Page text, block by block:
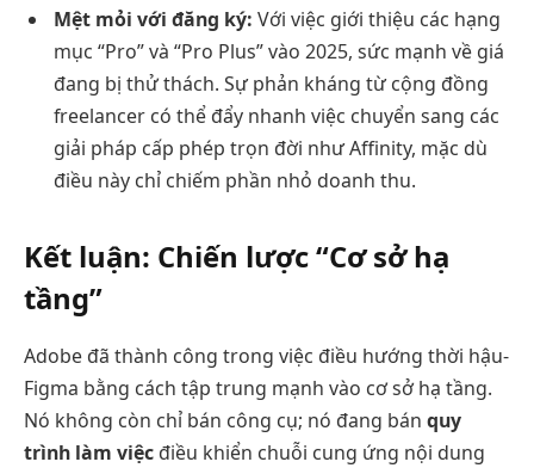
Mệt mỏi với đăng ký: Với việc giới thiệu các hạng
mục “Pro” và “Pro Plus” vào 2025, sức mạnh về giá
đang bị thử thách. Sự phản kháng từ cộng đồng
freelancer có thể đẩy nhanh việc chuyển sang các
giải pháp cấp phép trọn đời như Affinity, mặc dù
điều này chỉ chiếm phần nhỏ doanh thu.
Kết luận: Chiến lược “Cơ sở hạ
tầng”
Adobe đã thành công trong việc điều hướng thời hậu-
Figma bằng cách tập trung mạnh vào cơ sở hạ tầng.
Nó không còn chỉ bán công cụ; nó đang bán quy
trình làm việc điều khiển chuỗi cung ứng nội dung